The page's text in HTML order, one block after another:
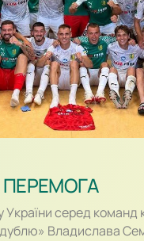
України серед команд
Владислава